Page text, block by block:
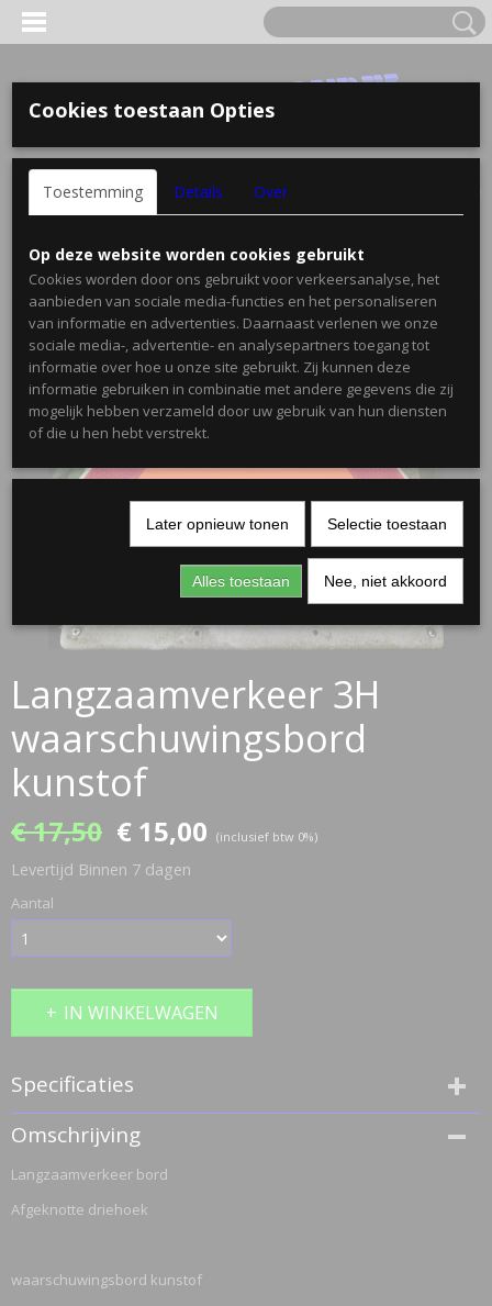
Inloggen Registreren
Home >Diversen>Langzaamverkeer 3H waarschuwingsbord
kunstof
Langzaamverkeer 3H
waarschuwingsbord
kunstof
€ 17,50 € 15,00 (inclusief btw 0%)
Levertijd Binnen 7 dagen
Aantal
IN WINKELWAGEN
Specificaties
Bruto gewicht
5,00 Kg
Omschrijving
Langzaamverkeer bord
Afgeknotte driehoek
waarschuwingsbord kunstof
Cookies toestaan Opties
Toestemming Details Over
Op deze website worden cookies gebruikt
Cookies worden door ons gebruikt voor verkeersanalyse, het
aanbieden van sociale media-functies en het personaliseren
van informatie en advertenties. Daarnaast verlenen we onze
sociale media-, advertentie- en analysepartners toegang tot
informatie over hoe u onze site gebruikt. Zij kunnen deze
informatie gebruiken in combinatie met andere gegevens die zij
mogelijk hebben verzameld door uw gebruik van hun diensten
of die u hen hebt verstrekt.
Later opnieuw tonen Selectie toestaan
Alles toestaan Nee, niet akkoord